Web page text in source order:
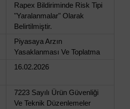
Rapex Bildiriminde Risk Tipi
"Yaralanmalar" Olarak
Belirtilmiştir.
Piyasaya Arzın
Yasaklanması Ve Toplatma
16.02.2026
7223 Sayılı Ürün Güvenliği
Ve Teknik Düzenlemeler